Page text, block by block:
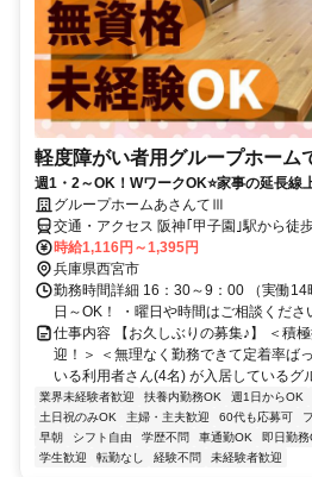
軽度障がい者用グループホーム
週1・2～OK！WワークOK⭐家事の延長線
グループホームあさんてⅢ
交通・アクセス 阪神｢甲子園｣駅から徒
時給1,116円～1,395円
兵庫県西宮市
勤務時間詳細 16：30～9：00 （実働
日～OK！ ・曜日や時間はご相談くださ
仕事内容 【お久しぶりの募集♪】 ＜積
迎！＞ ＜無理なく勤務できて定着率ば
いる利用者さん(4名) が入居しているグ
業界未経験者歓迎 扶養内勤務OK 週1日からOK
土日祝のみOK
主婦・主夫歓迎 60代も応募可
早朝
シフト自由 学歴不問 車通勤OK 即日勤務
学生歓迎
転勤なし 経験不問 未経験者歓迎